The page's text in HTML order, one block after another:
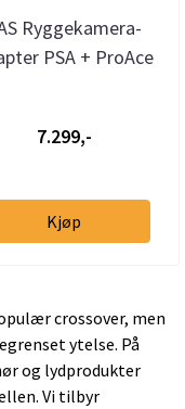
Ryggekamera-
PSA + ProAce
7.299,-
Kjøp
crossover, men
ytelse. På
og lydprodukter
Vi tilbyr